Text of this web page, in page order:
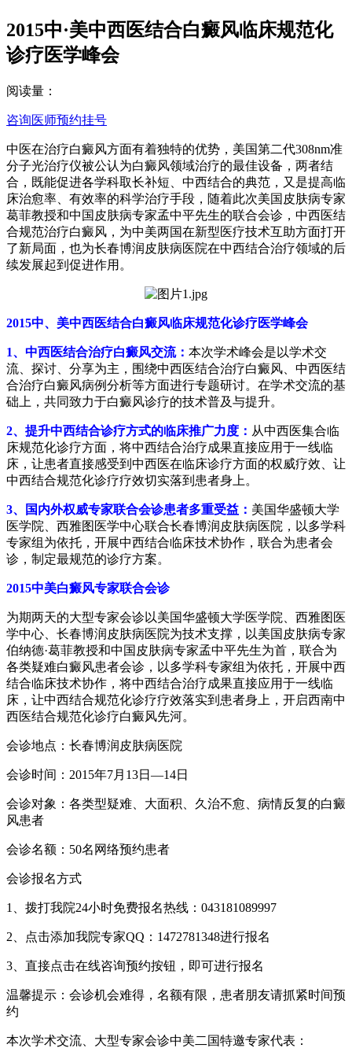
2015中·美中西医结合白癜风临床规范化
诊疗医学峰会
阅读量：
咨询医师预约挂号
中医在治疗白癜风方面有着独特的优势，美国第二代308nm准
分子光治疗仪被公认为白癜风领域治疗的最佳设备，两者结
合，既能促进各学科取长补短、中西结合的典范，又是提高临
床治愈率、有效率的科学治疗手段，随着此次美国皮肤病专家
葛菲教授和中国皮肤病专家孟中平先生的联合会诊，中西医结
合规范治疗白癜风，为中美两国在新型医疗技术互助方面打开
了新局面，也为长春博润皮肤病医院在中西结合治疗领域的后
续发展起到促进作用。
2015中、美中西医结合白癜风临床规范化诊疗医学峰会
1、中西医结合治疗白癜风交流： 本次学术峰会是以学术交
流、探讨、分享为主，围绕中西医结合治疗白癜风、中西医结
合治疗白癜风病例分析等方面进行专题研讨。在学术交流的基
础上，共同致力于白癜风诊疗的技术普及与提升。
2、提升中西结合诊疗方式的临床推广力度： 从中西医集合临
床规范化诊疗方面，将中西结合治疗成果直接应用于一线临
床，让患者直接感受到中西医在临床诊疗方面的权威疗效、让
中西结合规范化诊疗疗效切实落到患者身上。
3、国内外权威专家联合会诊患者多重受益： 美国华盛顿大学
医学院、西雅图医学中心联合长春博润皮肤病医院，以多学科
专家组为依托，开展中西结合临床技术协作，联合为患者会
诊，制定最规范的诊疗方案。
2015中美白癜风专家联合会诊
为期两天的大型专家会诊以美国华盛顿大学医学院、西雅图医
学中心、长春博润皮肤病医院为技术支撑，以美国皮肤病专家
伯纳德·葛菲教授和中国皮肤病专家孟中平先生为首，联合为
各类疑难白癜风患者会诊，以多学科专家组为依托，开展中西
结合临床技术协作，将中西结合治疗成果直接应用于一线临
床，让中西结合规范化诊疗疗效落实到患者身上，开启西南中
西医结合规范化诊疗白癜风先河。
会诊地点：长春博润皮肤病医院
会诊时间：2015年7月13日—14日
会诊对象：各类型疑难、大面积、久治不愈、病情反复的白癜
风患者
会诊名额：50名网络预约患者
会诊报名方式
1、拨打我院24小时免费报名热线：043181089997
2、点击添加我院专家QQ：1472781348进行报名
3、直接点击在线咨询预约按钮，即可进行报名
温馨提示：会诊机会难得，名额有限，患者朋友请抓紧时间预
约
本次学术交流、大型专家会诊中美二国特邀专家代表：